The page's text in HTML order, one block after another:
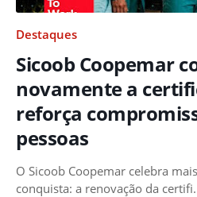
Destaques
Sicoob Coopemar
novamente a
reforça
pessoas
O Sicoob Coopemar celebra
conquista: a renovação da